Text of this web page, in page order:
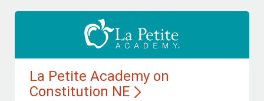
La Petite Academy on
Constitution NE